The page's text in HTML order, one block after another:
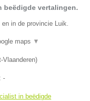
beëdigde vertalingen.
in de provincie Luik.
maps ▼
Vlaanderen)
-
in beëdigde